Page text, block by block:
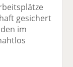
e
n
n e
n
gesichert
im